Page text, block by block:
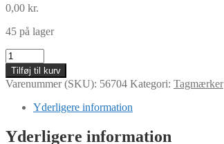
0,00 kr.
45 på lager
TAG
Sign
PMMA
Hvid/Sort
B74
H25
x
Tilføj til kurv
Varenummer (SKU): 56704 Kategori: Tagmærker
Yderligere information
Yderligere information